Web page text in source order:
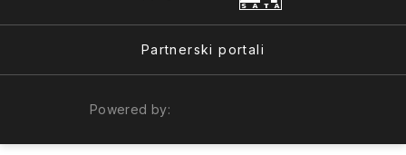
Partnerski portali
Powered by: